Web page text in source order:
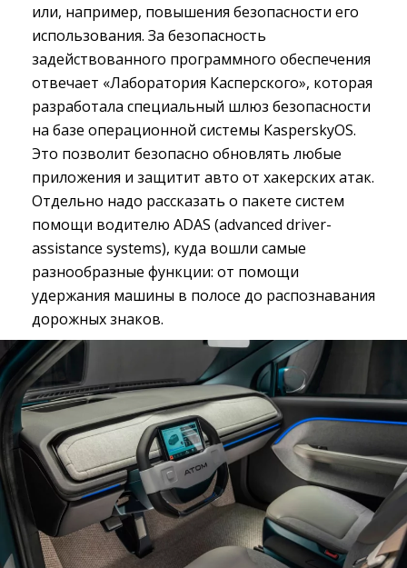
или, например, повышения безопасности его
использования. За безопасность
задействованного программного обеспечения
отвечает «Лаборатория Касперского», которая
разработала специальный шлюз безопасности
на базе операционной системы KasperskyOS.
Это позволит безопасно обновлять любые
приложения и защитит авто от хакерских атак.
Отдельно надо рассказать о пакете систем
помощи водителю ADAS (аdvanced driver-
assistance systems), куда вошли самые
разнообразные функции: от помощи
удержания машины в полосе до распознавания
дорожных знаков.